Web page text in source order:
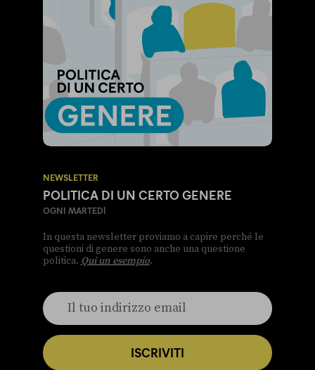
NEWSLETTER
POLITICA DI UN CERTO GENERE
OGNI MARTEDÌ
In questa newsletter proviamo a capire perché le
questioni di genere sono anche una questione
politica. Qui un esempio.
ISCRIVITI